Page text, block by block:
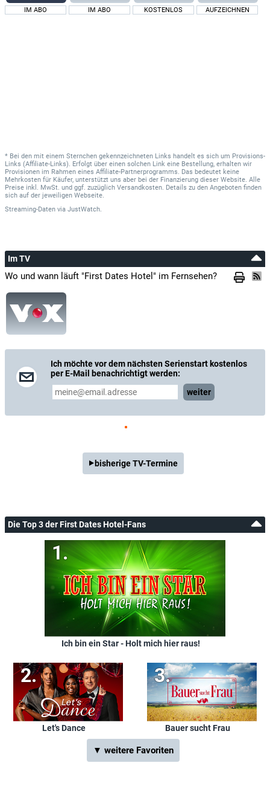
IM ABO IM ABO KOSTENLOS AUFZEICHNEN
* Bei den mit einem Sternchen gekennzeichneten Links handelt es sich um Provisions-
Links (Affiliate-Links). Erfolgt über einen solchen Link eine Bestellung, erhalten wir
Provisionen im Rahmen eines Affiliate-Partnerprogramms. Das bedeutet keine
Mehrkosten für Käufer, unterstützt uns aber bei der Finanzierung dieser Website. Alle
Preise inkl. MwSt. und ggf. zuzüglich Versandkosten. Details zu den Angeboten finden
sich auf der jeweiligen Webseite.
Streaming-Daten via JustWatch.
Im TV
Wo und wann läuft "First Dates Hotel" im Fernsehen?
Ich möchte vor dem nächsten Serienstart kostenlos
per E-Mail benachrichtigt werden:
weiter
bisherige TV-Termine
Die Top 3 der First Dates Hotel-Fans
Ich bin ein Star - Holt mich hier raus!
Let's Dance Bauer sucht Frau
▼ weitere Favoriten